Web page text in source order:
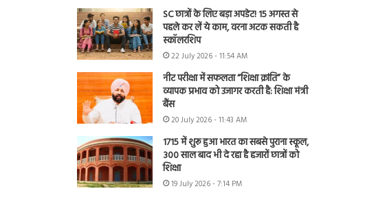
SC छात्रों के लिए बड़ा अपडेट! 15 अगस्त से
पहले कर लें ये काम, वरना अटक सकती है
स्कॉलरशिप
22 July 2026 - 11:54 AM
नीट परीक्षा में सफलता “शिक्षा क्रांति” के
व्यापक प्रभाव को उजागर करती है: शिक्षा मंत्री
बैंस
20 July 2026 - 11:43 AM
1715 में शुरू हुआ भारत का सबसे पुराना स्कूल,
300 साल बाद भी दे रहा है हजारों छात्रों को
शिक्षा
19 July 2026 - 7:14 PM